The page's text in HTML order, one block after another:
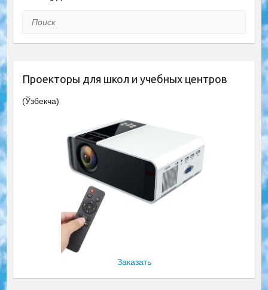
Поиск
Проекторы для школ и учебных центров
(Ўзбекча)
Заказать